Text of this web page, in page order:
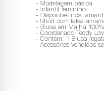
- Modelagem básica
- Infantil feminino
- Disponível nos
- Short com falsa
- Blusa em Malha
- Coordenado Teddy
- Contém: 1 Blusa
- Acessórios vendidos